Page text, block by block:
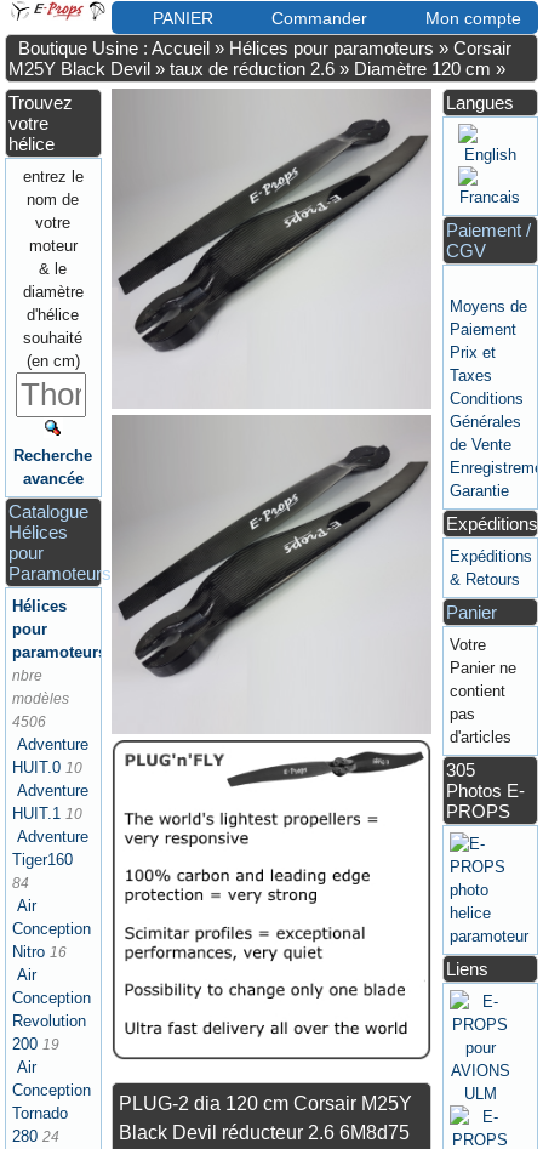
PANIER Commander Mon compte
Boutique Usine : Accueil » Hélices pour paramoteurs »Corsair
M25Y Black Devil »taux de réduction 2.6 » Diamètre 120 cm »
Trouvez
votre
hélice
entrez le
nom de
votre
moteur
& le
diamètre
d'hélice
souhaité
(en cm)
Recherche
avancée
Catalogue
Hélices
pour
Paramoteurs
Hélices
pour
paramoteurs
nbre
modèles
4506
Adventure
HUIT.0 10
Adventure
HUIT.1 10
Adventure
Tiger160
84
Air
Conception
Nitro 16
Air
Conception
Revolution
200 19
Air
Conception
Tornado
280 24
PLUG-2 dia 120 cm Corsair M25Y
Black Devil réducteur 2.6 6M8d75
Langues
Paiement /
CGV
Moyens de
Paiement
Prix et
Taxes
Conditions
Générales
de Vente
Garantie
Expéditions
Expéditions
& Retours
Panier
Votre
Panier ne
contient
pas
d'articles
305
Photos E-
PROPS
Liens